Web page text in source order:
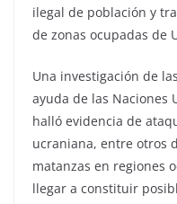
ilegal de población y
de zonas ocupadas de
Una investigación de
ayuda de las Naciones
halló evidencia de
ucraniana, entre otros
matanzas en regiones
llegar a constituir